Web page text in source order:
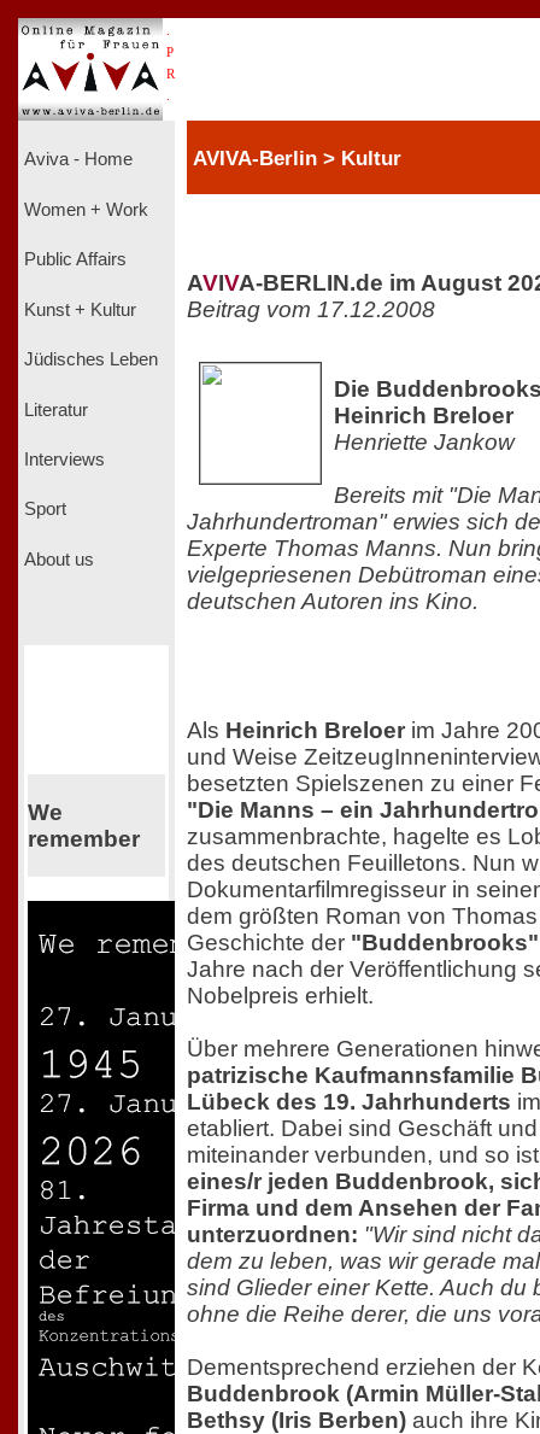
P
R
Aviva - Home
Women + Work
Public Affairs
Kunst + Kultur
Jüdisches Leben
Literatur
Interviews
Sport
About us
We
remember
AVIVA-Berlin > Kultur
AVIVA-BERLIN.de im August
Beitrag vom 17.12.2008
Die
Heinrich Breloer
Henriette Jankow
Bereits mit "Die
Jahrhundertroman" erwies sich
Experte Thomas Manns. Nun
vielgepriesenen Debütroman
deutschen Autoren ins Kino.
Als Heinrich Breloer im Jahre
und Weise
besetzten Spielszenen zu einer
"Die Manns – ein
zusammenbrachte, hagelte es
des deutschen Feuilletons. Nun
Dokumentarfilmregisseur in
dem größten Roman von
Geschichte der "Buddenbrooks"
Jahre nach der Veröffentlichung
Nobelpreis erhielt.
Über mehrere Generationen
patrizische Kaufmannsfamilie
Lübeck des 19. Jahrhunderts
etabliert. Dabei sind Geschäft
miteinander verbunden, und so
eines/r jeden Buddenbrook,
Firma und dem Ansehen der
unterzuordnen: "Wir sind nicht
dem zu leben, was wir gerade
sind Glieder einer Kette. Auch du
ohne die Reihe derer, die uns
Dementsprechend erziehen der
Buddenbrook (Armin Müller-
Bethsy (Iris Berben) auch ihre